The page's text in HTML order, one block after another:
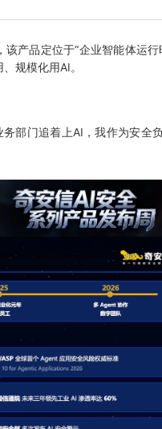
产品定位于“企业智能体运行
规模化用AI。
部门追着上AI，我作为安全